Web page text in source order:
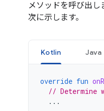
メソッドを呼び出し
次に示します。
Kotlin Java
override fun
// Determine
...